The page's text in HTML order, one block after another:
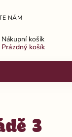
NÁM
Nákupní košík
Prázdný košík
3